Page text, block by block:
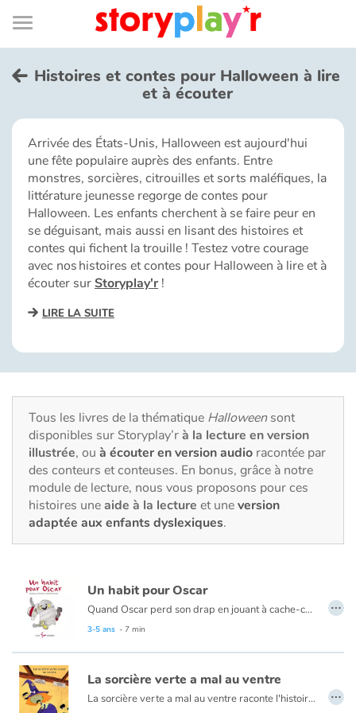
Connexion
Bibliothèque
de
page
Menu
Tester gratuitement
Bibliothèque
Prix
Accueil
Ogres, monstres et sorcières
Héroïnes et héros
Écologie, nature, saisons
Voyage, épopée, enquête, aventure
Autour du monde
Apprentissage
Histoires et contes pour Halloween à lire
et à écouter
Arrivée des États-Unis, Halloween est aujourd'hui
une fête populaire auprès des enfants. Entre
monstres, sorcières, citrouilles et sorts maléfiques, la
littérature jeunesse regorge de contes pour
Halloween. Les enfants cherchent à se faire peur en
se déguisant, mais aussi en lisant des histoires et
contes qui fichent la trouille ! Testez votre courage
avec nos histoires et contes pour Halloween à lire et à
écouter surStoryplay'r!
LIRE LA SUITE
Tous les livres de la thématique Halloweensont
disponibles sur Storyplay’rà la lecture en version
illustrée, ou à écouter en version audio racontée par
des conteurs et conteuses. En bonus, grâce à notre
module de lecture, nous vous proposons pour ces
histoires uneaide à la lecture et uneversion
adaptée aux enfants dyslexiques.
Un habit pour Oscar
Quand Oscar perd son drap en jouant à cache-cache avec Francis, c’est toute une aventure qui commence.
Trouvera-t-il ce qui lui convient ?
3-5 ans - 7 min
…
La sorcière verte a mal au ventre
La sorcière verte a mal au ventre raconte l'histoire d'une sorcière qui, faute d'une alimentation équilibrée, ne parvient plus à aller aux cabinets. La voilà bloquée et son ventre gonfle, gonfle... Bave de crapaud, pattes d'araignées, jus d'escargot, elle a tout essayé mais rien n'y fait. Une visite au mage qui vit dans les nuages lui fera découvrir l'importance des fruits et légumes. Tout en rimes et en humour, ce livre est l'occasion de rappeler aux enfants que saucisson, chocolat et nougat ne sauraient suffire à leur alimentation. De quoi faire rire tout en instruisant. Les Éditions Petite Fripouille ont à nouveau fait appel au talent de Fabienne Pierron. Ses illustrations colorées qui mêlent collages, dessin et acrylique viennent appuyer le comique du récit et donner vie à la sorcière. En définitive, une belle histoire d'Halloween. …